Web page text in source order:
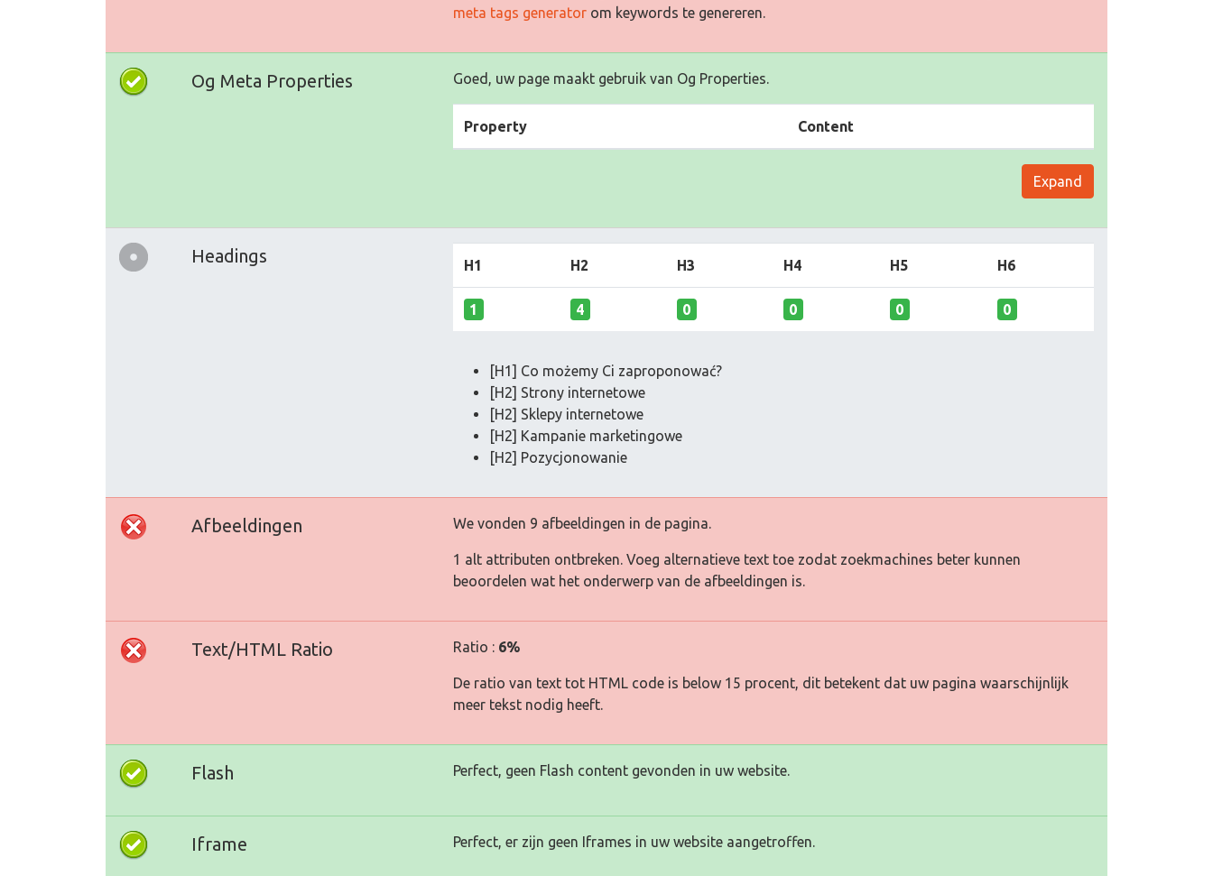
meta tags generator om keywords te genereren.
Og Meta Properties Goed, uw page maakt gebruik van Og Properties.
Property Content
Expand
Headings H1 H2 H3 H4 H5 H6
1 4 0 0 0 0
[H1] Co możemy Ci zaproponować?
[H2] Strony internetowe
[H2] Sklepy internetowe
[H2] Kampanie marketingowe
[H2] Pozycjonowanie
Afbeeldingen We vonden 9 afbeeldingen in de pagina.
1 alt attributen ontbreken. Voeg alternatieve text toe zodat zoekmachines beter kunnen
beoordelen wat het onderwerp van de afbeeldingen is.
Text/HTML Ratio Ratio : 6%
De ratio van text tot HTML code is below 15 procent, dit betekent dat uw pagina waarschijnlijk
meer tekst nodig heeft.
Flash Perfect, geen Flash content gevonden in uw website.
Iframe Perfect, er zijn geen Iframes in uw website aangetroffen.